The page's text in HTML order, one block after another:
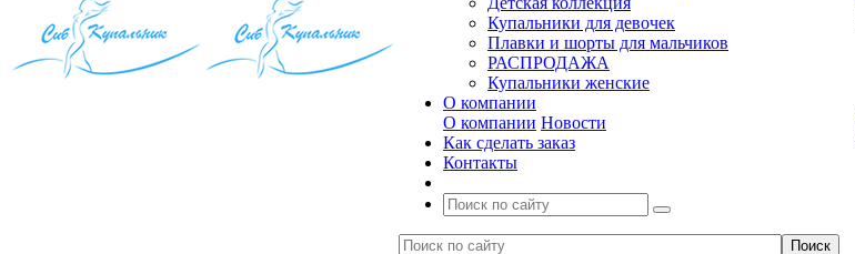
Купальники для девочек
Плавки и шорты для мальчиков
РАСПРОДАЖА
Купальники женские
О компании
О компании Новости
Как сделать заказ
Контакты